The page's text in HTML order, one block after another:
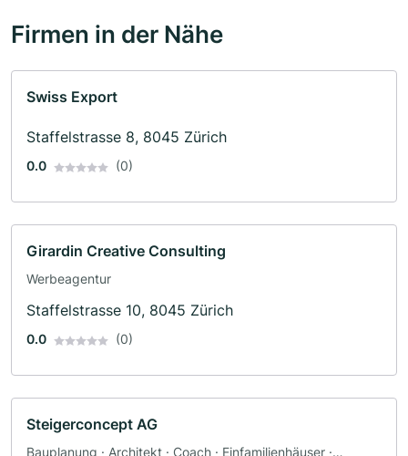
Firmen in der Nähe
Swiss Export
Staffelstrasse 8, 8045 Zürich
0.0 (0)
Girardin Creative Consulting
Werbeagentur
Staffelstrasse 10, 8045 Zürich
0.0 (0)
Steigerconcept AG
Bauplanung · Architekt · Coach · Einfamilienhäuser ·